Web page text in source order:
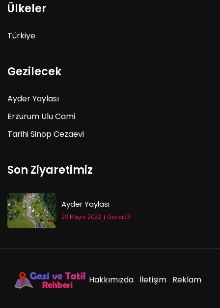
Ülkeler
Türkiye
Gezilecek
Ayder Yaylası
Erzurum Ulu Cami
Tarihi Sinop Cezaevi
Son Ziyaretimiz
Ayder Yaylası
29 Mayıs 2022 Gezici53
Hakkımızda İletişim Reklam